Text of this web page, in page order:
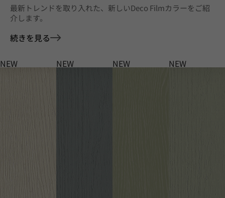
最新トレンドを取り入れた、新しいDeco Filmカラーをご紹
介します。
続きを見る
NEW NEW NEW NEW